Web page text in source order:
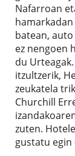
Nafarroan
batean,
ez nengoen
du
itzultzerik,
zeukatela
Churchill
zuten.
gustatu egin